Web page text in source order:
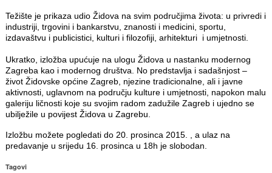
Težište je prikaza udio Židova na svim područjima života: u privredi i
industriji, trgovini i bankarstvu, znanosti i medicini, sportu,
izdavaštvu i publicistici, kulturi i filozofiji, arhitekturi i umjetnosti.
Ukratko, izložba upućuje na ulogu Židova u nastanku modernog
Zagreba kao i modernog društva. No predstavlja i sadašnjost –
život Židovske općine Zagreb, njezine tradicionalne, ali i javne
aktivnosti, uglavnom na području kulture i umjetnosti, napokon malu
galeriju ličnosti koje su svojim radom zadužile Zagreb i ujedno se
ubilježile u povijest Židova u Zagrebu.
Izložbu možete pogledati do 20. prosinca 2015. , a ulaz na
predavanje u srijedu 16. prosinca u 18h je slobodan.
Tagovi